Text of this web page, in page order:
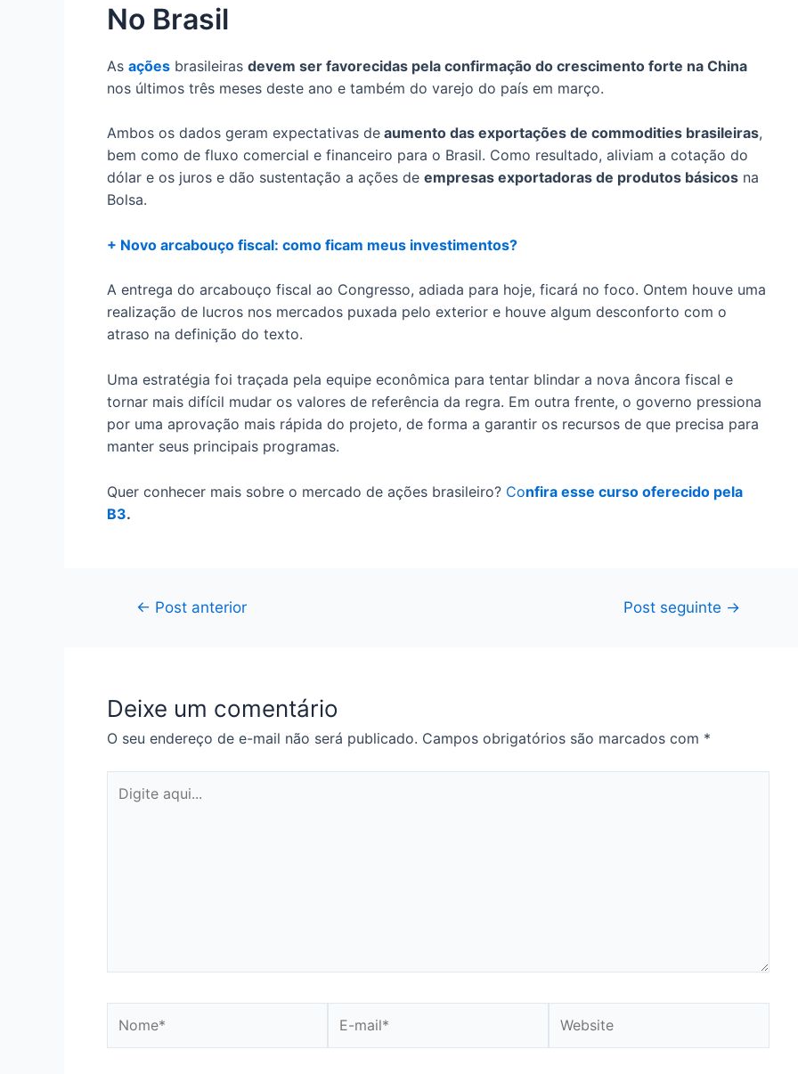
No Brasil
As ações brasileiras devem ser favorecidas pela confirmação do crescimento forte na China
nos últimos três meses deste ano e também do varejo do país em março.
Ambos os dados geram expectativas de aumento das exportações de commodities brasileiras,
bem como de fluxo comercial e financeiro para o Brasil. Como resultado, aliviam a cotação do
dólar e os juros e dão sustentação a ações de empresas exportadoras de produtos básicos na
Bolsa.
+ Novo arcabouço fiscal: como ficam meus investimentos?
A entrega do arcabouço fiscal ao Congresso, adiada para hoje, ficará no foco. Ontem houve uma
realização de lucros nos mercados puxada pelo exterior e houve algum desconforto com o
atraso na definição do texto.
Uma estratégia foi traçada pela equipe econômica para tentar blindar a nova âncora fiscal e
tornar mais difícil mudar os valores de referência da regra. Em outra frente, o governo pressiona
por uma aprovação mais rápida do projeto, de forma a garantir os recursos de que precisa para
manter seus principais programas.
Quer conhecer mais sobre o mercado de ações brasileiro? Confira esse curso oferecido pela
B3.
Navegação
← Post anterior Post seguinte →
Deixe um comentário
O seu endereço de e-mail não será publicado. Campos obrigatórios são marcados com *
aqui...
mail*